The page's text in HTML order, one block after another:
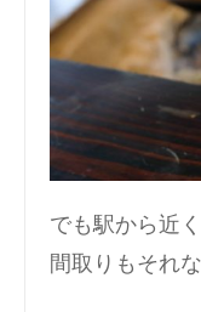
でも駅から近く
間取りもそれ